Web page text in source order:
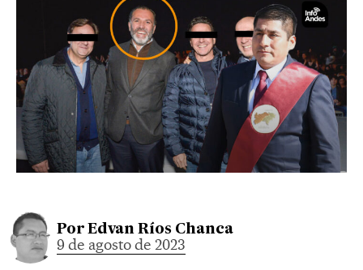
Por Edvan Ríos Chanca
9 de agosto de 2023